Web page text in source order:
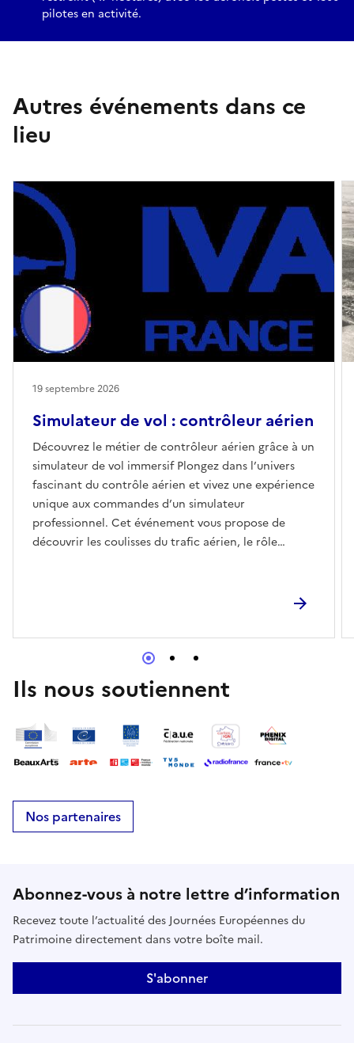
pilotes en activité.
Autres événements dans ce
lieu
Simulateur de vol : contrôleur aérien
Découvrez le métier de contrôleur aérien grâce à un
simulateur de vol immersif Plongez dans l’univers
fascinant du contrôle aérien et vivez une expérience
unique aux commandes d’un simulateur
professionnel. Cet événement vous propose de
découvrir les coulisses du trafic aérien, le rôle
formations et opportunités de carrière Mise en
situation sur simulateur pour vous initier à la gestion
d’aviation, étudiant, en reconversion ou simplement
et tester vos réflexes dans des conditions proches
du réel.Une immersion captivante pour comprendre
comment des milliers d’avions sont guidés chaque
19 septembre 2026
Ils nous soutiennent
Nos partenaires
Abonnez-vous à notre lettre d’information
Recevez toute l’actualité des Journées Européennes du
Patrimoine directement dans votre boîte mail.
S'abonner